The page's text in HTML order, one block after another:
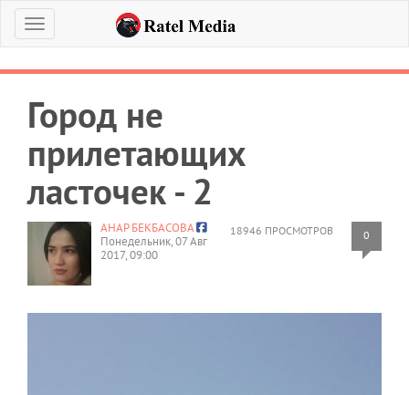
Меню
Город не
прилетающих
ласточек - 2
18946 ПРОСМОТРОВ 0
АНАР БЕКБАСОВА
Понедельник, 07 Авг
2017, 09:00